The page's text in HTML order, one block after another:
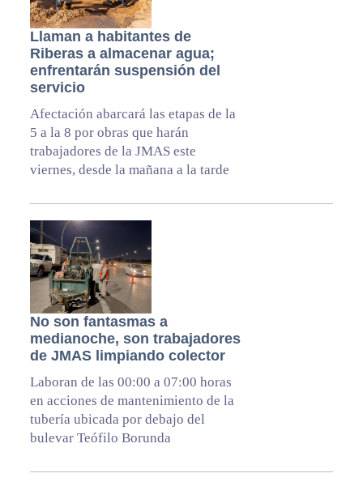
Llaman a habitantes de
Riberas a almacenar agua;
enfrentarán suspensión del
servicio
Afectación abarcará las etapas de la
5 a la 8 por obras que harán
trabajadores de la JMAS este
viernes, desde la mañana a la tarde
No son fantasmas a
medianoche, son trabajadores
de JMAS limpiando colector
Laboran de las 00:00 a 07:00 horas
en acciones de mantenimiento de la
tubería ubicada por debajo del
bulevar Teófilo Borunda